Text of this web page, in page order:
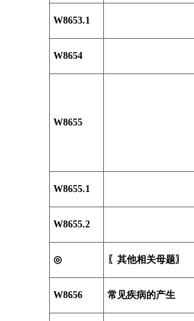
W8653.1
W8654
W8655
W8655.1
W8655.2
◎ 〖其他相关母题〗
W8656 常见疾病的产生